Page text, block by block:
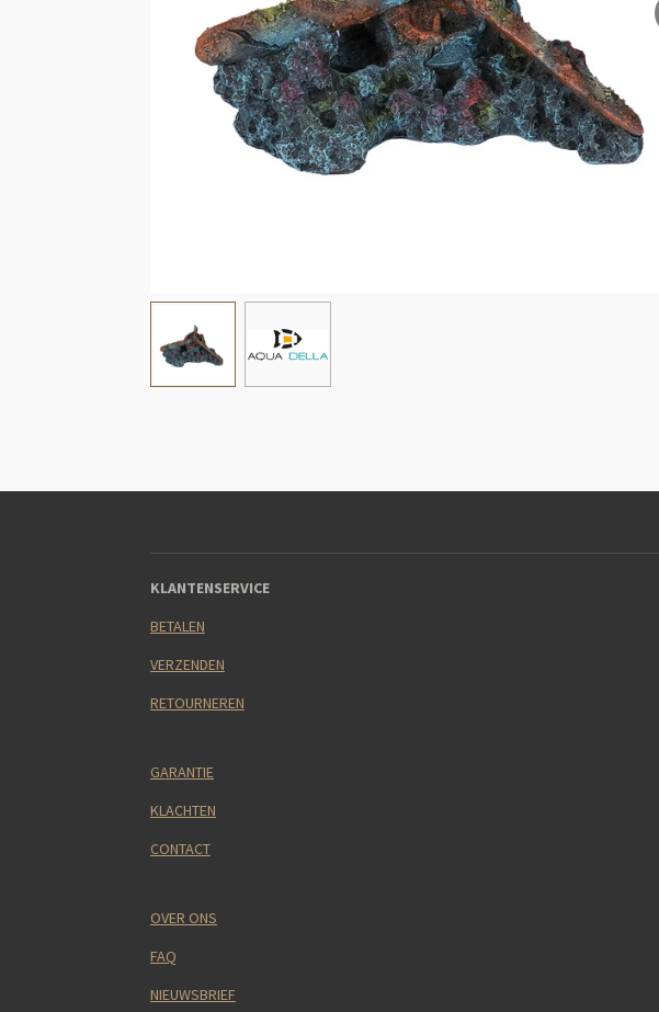
KLANTENSERVICE
BETALEN
VERZENDEN
RETOURNEREN
GARANTIE
KLACHTEN
CONTACT
OVER ONS
FAQ
NIEUWSBRIEF